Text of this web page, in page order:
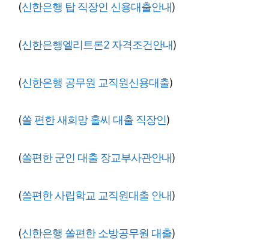
(신한은행 탑 직장인 신용대출안내)
(신한은행엘리트론2 자격조건안내)
(신한은행 공무원 교직원신용대출)
(쏠 편한 새희망 홀씨 대출 직장인)
(쏠편한 군인 대출 장교부사관안내)
(쏠편한 사립학교 교직원대출 안내)
(신한은행 쏠편한 소방공무원 대출)